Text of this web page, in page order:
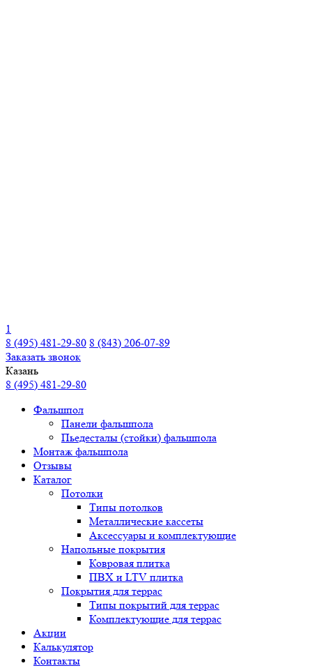
1
8 (495) 481-29-80 8 (843) 206-07-89
Заказать звонок
Казань
8 (495) 481-29-80
Фальшпол
Панели фальшпола
Пьедесталы (стойки) фальшпола
Монтаж фальшпола
Отзывы
Каталог
Потолки
Типы потолков
Металлические кассеты
Аксессуары и комплектующие
Напольные покрытия
Ковровая плитка
ПВХ и LTV плитка
Покрытия для террас
Типы покрытий для террас
Комплектующие для террас
Акции
Калькулятор
Контакты